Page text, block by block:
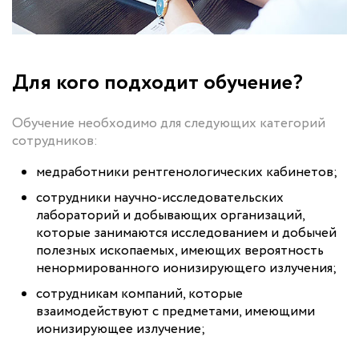
Для кого подходит обучение?
Обучение необходимо для следующих категорий
сотрудников:
медработники рентгенологических кабинетов;
сотрудники научно-исследовательских
лабораторий и добывающих организаций,
которые занимаются исследованием и добычей
полезных ископаемых, имеющих вероятность
ненормированного ионизирующего излучения;
сотрудникам компаний, которые
взаимодействуют с предметами, имеющими
ионизирующее излучение;